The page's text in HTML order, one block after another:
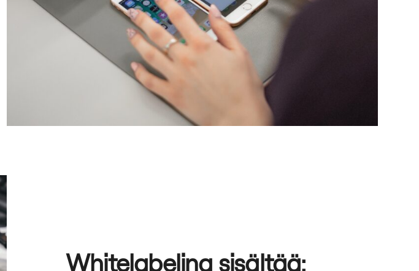
Whitelabeling sisältää: